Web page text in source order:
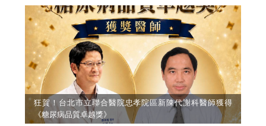
狂賀！台北市立聯合醫院忠孝院區新陳代謝科醫師獲得
《糖尿病品質卓越獎》